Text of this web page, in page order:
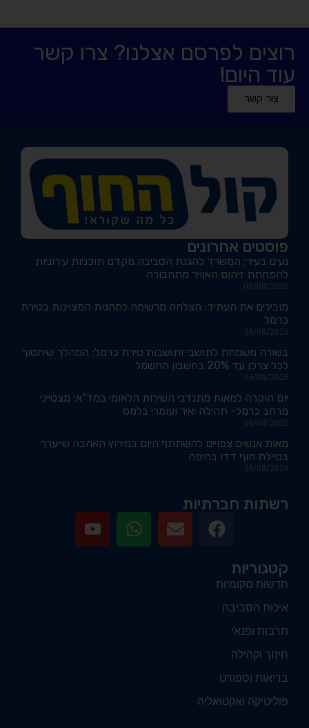
רוצים לפרסם אצלנו? צרו קשר
עוד היום!
צור קשר
פוסטים אחרונים
נעים בעיר: המשרד להגנת הסביבה מקדם תוכניות עירוניות
להפחתת זיהום האוויר מתחבורה
08/08/2026
מובילים את העתיד: הצלחה מרשימה למחנות המצוינות בטירת
כרמל
06/08/2026
בשורה משמחת לתושבי ותושבות טירת כרמל: המהלך שיחסוך
לכל צרכן עד 20% בחשבון החשמל
06/08/2026
יום הוקרה למאות מתנדבי השירות הלאומי במד"א; מצטייני
מרחב כרמל- תהילה יאיר ועומרי בלמס
06/08/2026
מאות אנשים צפויים להשתתף היום במירוץ האהבה שייערך
בטיילת חוף דדו בחיפה
06/08/2026
רשתות חברתיות
קטגוריות
חדשות מקומיות
איכות הסביבה
תרבות ופנאי
חינוך וקהילה
בריאות וספורט
פוליטיקה ואקטואליה